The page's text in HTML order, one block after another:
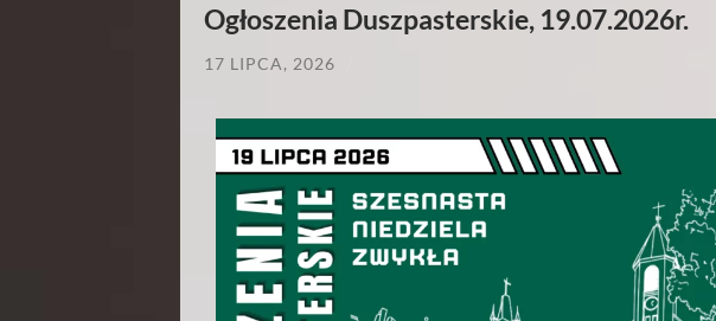
Ogłoszenia Duszpasterskie, 19.07.2026r.
17 LIPCA, 2026